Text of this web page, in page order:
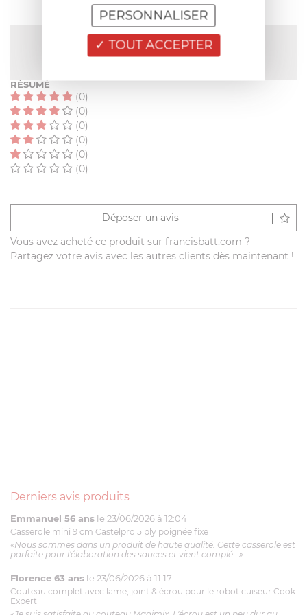
NOTE MOYENNE
Pas encore de note
RÉSUMÉ
(0)
(0)
(0)
(0)
(0)
(0)
Déposer un avis
Vous avez acheté ce produit sur francisbatt.com ?
Partagez votre avis avec les autres clients dès maintenant !
Derniers avis produits
Emmanuel 56 ans le 23/06/2026 à 12:04
Casserole mini 9 cm Castelpro 5 ply poignée fixe
«Nous sommes dans un produit de haute qualité. Cette casserole est
parfaite pour l'élaboration des sauces et vient complé...»
Florence 63 ans le 23/06/2026 à 11:17
Couteau complet avec lame, joint & écrou pour le robot cuiseur Cook
Expert
TOUT ACCEPTER
PERSONNALISER